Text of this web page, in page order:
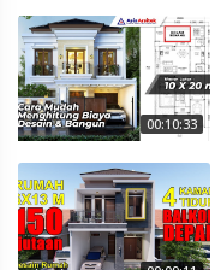
00:10:33